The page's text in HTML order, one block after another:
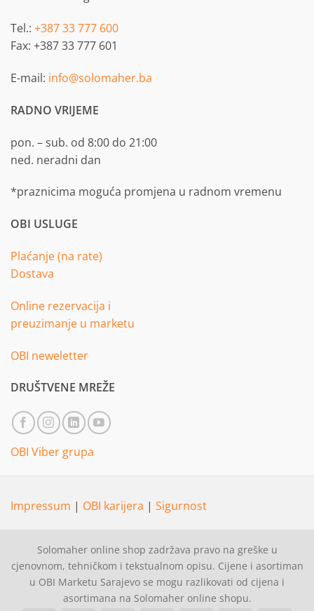
Tel.: +387 33 777 600
Fax: +387 33 777 601
E-mail: info@solomaher.ba
RADNO VRIJEME
pon. – sub. od 8:00 do 21:00
ned. neradni dan
*praznicima moguća promjena u radnom vremenu
OBI USLUGE
Plaćanje (na rate)
Dostava
Online rezervacija i
preuzimanje u marketu
OBI neweletter
DRUŠTVENE MREŽE
OBI Viber grupa
Impressum | OBI karijera | Sigurnost
Solomaher online shop zadržava pravo na greške u
cjenovnom, tehničkom i tekstualnom opisu. Cijene i asortiman
u OBI Marketu Sarajevo se mogu razlikovati od cijena i
asortimana na Solomaher online shopu.